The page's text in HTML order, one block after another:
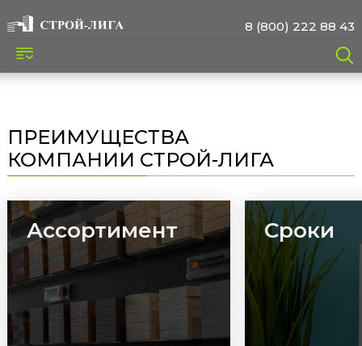
8 (800) 222 88 43
ПРЕИМУЩЕСТВА
КОМПАНИИ СТРОЙ-ЛИГА
Ассортимент Сроки